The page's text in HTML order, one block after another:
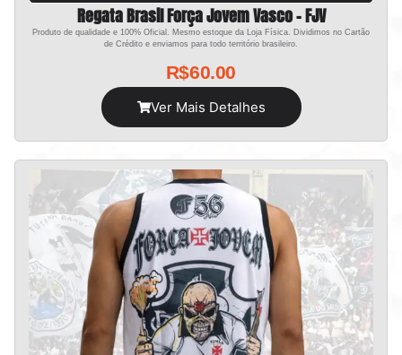
Regata Brasil Força Jovem Vasco – FJV
Produto de qualidade e 100% Oficial. Mesmo estoque da Loja Física. Dividimos no Cartão
de Crédito e enviamos para todo território brasileiro.
R$60.00
Ver Mais Detalhes